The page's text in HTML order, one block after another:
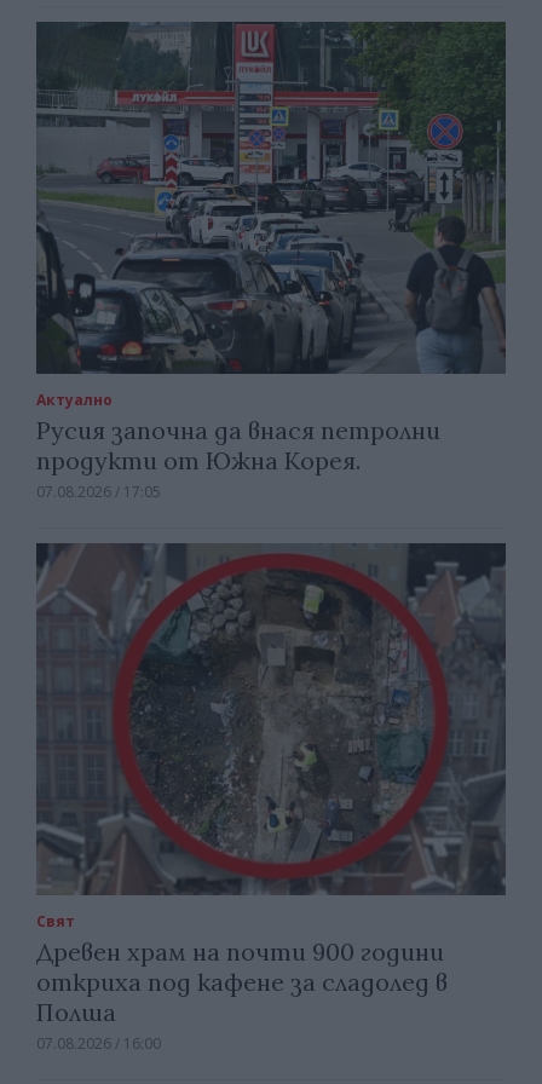
Актуално
Русия започна да внася петролни
продукти от Южна Корея.
07.08.2026 / 17:05
Свят
Древен храм на почти 900 години
откриха под кафене за сладолед в
Полша
07.08.2026 / 16:00